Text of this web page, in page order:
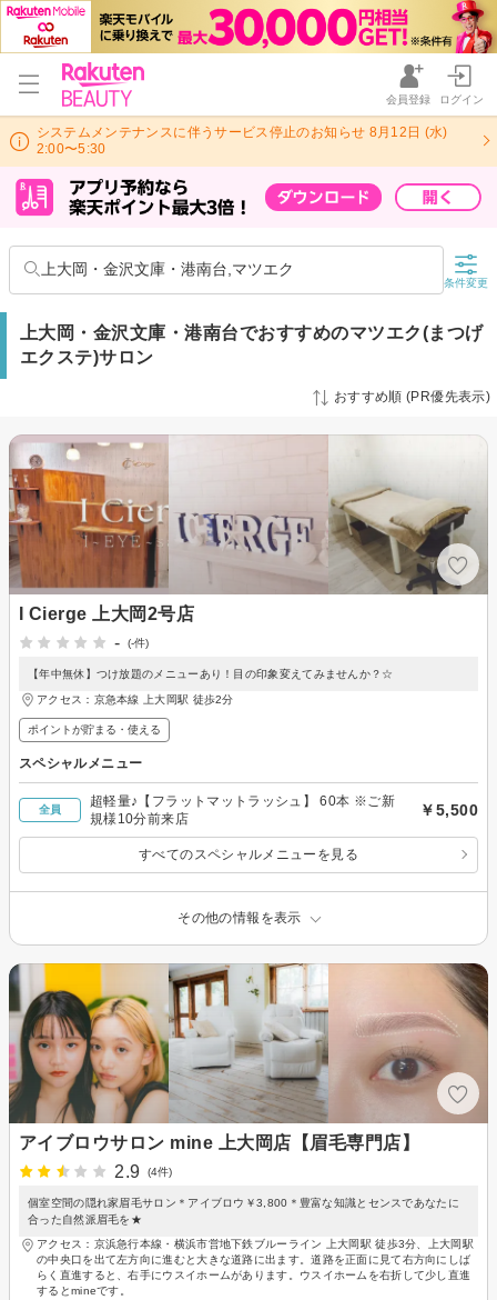
会員登録 ログイン
システムメンテナンスに伴うサービス停止のお知らせ 8月12日 (水)
2:00〜5:30
上大岡・金沢文庫・港南台,マツエク
条件変更
上大岡・金沢文庫・港南台でおすすめのマツエク(まつげ
エクステ)サロン
おすすめ順 (PR優先表示)
I Cierge 上大岡2号店
-
(-件)
【年中無休】つけ放題のメニューあり！目の印象変えてみませんか？☆
アクセス：京急本線 上大岡駅 徒歩2分
ポイントが貯まる・使える
スペシャルメニュー
全員
超軽量♪【フラットマットラッシュ】 60本 ※ご新
規様10分前来店
￥5,500
すべてのスペシャルメニューを見る
その他の情報を表示
アイブロウサロン mine 上大岡店【眉毛専門店】
2.9
(4件)
個室空間の隠れ家眉毛サロン＊アイブロウ￥3,800＊豊富な知識とセンスであなたに
合った自然派眉毛を★
アクセス：京浜急行本線・横浜市営地下鉄ブルーライン 上大岡駅 徒歩3分、上大岡駅
の中央口を出て左方向に進むと大きな道路に出ます。道路を正面に見て右方向にしば
らく直進すると、右手にウスイホームがあります。ウスイホームを右折して少し直進
するとmineです。